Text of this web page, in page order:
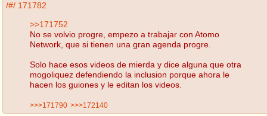
/#/ 171782
>>171752
No se volvio progre, empezo a trabajar con Atomo
Network, que si tienen una gran agenda progre.
Solo hace esos videos de mierda y dice alguna que otra
mogoliquez defendiendo la inclusion porque ahora le
hacen los guiones y le editan los videos.
>>>171790 >>>172140